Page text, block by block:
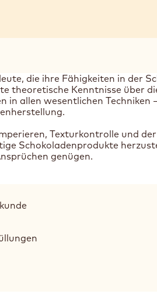
die ihre Fähigkeiten in der
theoretische Kenntnisse über
in allen wesentlichen Techniken
Texturkontrolle und
Schokoladenprodukte
genügen.